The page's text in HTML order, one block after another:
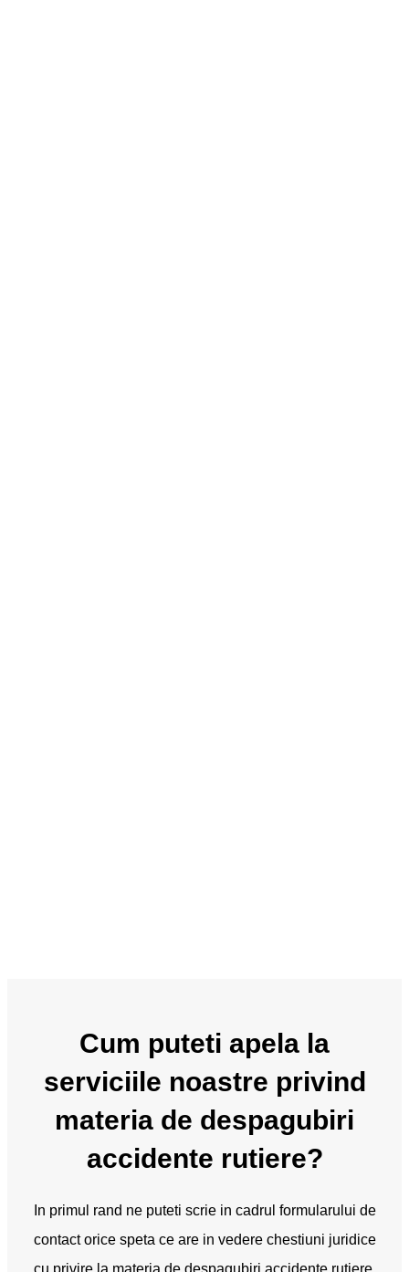
Cum puteti apela la
serviciile noastre privind
materia de despagubiri
accidente rutiere?
In primul rand ne puteti scrie in cadrul formularului de
contact orice speta ce are in vedere chestiuni juridice
cu privire la materia de despagubiri accidente rutiere.